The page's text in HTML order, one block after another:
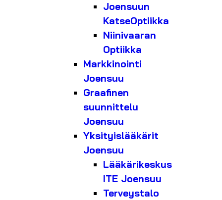
Joensuun
KatseOptiikka
Niinivaaran
Optiikka
Markkinointi
Joensuu
Graafinen
suunnittelu
Joensuu
Yksityislääkärit
Joensuu
Lääkärikeskus
ITE Joensuu
Terveystalo